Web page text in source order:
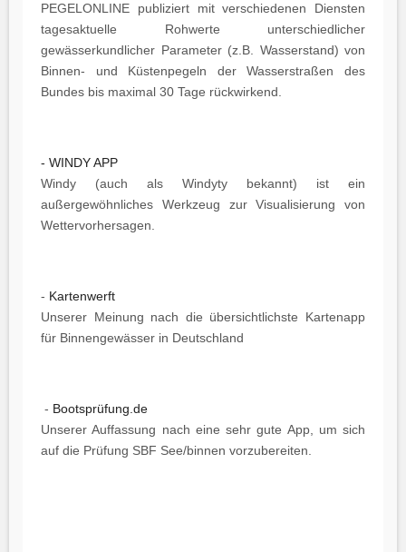
PEGELONLINE publiziert mit verschiedenen Diensten
tagesaktuelle Rohwerte unterschiedlicher
gewässerkundlicher Parameter (z.B. Wasserstand) von
Binnen- und Küstenpegeln der Wasserstraßen des
Bundes bis maximal 30 Tage rückwirkend.
- WINDY APP
Windy (auch als Windyty bekannt) ist ein
außergewöhnliches Werkzeug zur Visualisierung von
Wettervorhersagen.
- Kartenwerft
Unserer Meinung nach die übersichtlichste Kartenapp
für Binnengewässer in Deutschland
- Bootsprüfung.de
Unserer Auffassung nach eine sehr gute App, um sich
auf die Prüfung SBF See/binnen vorzubereiten.